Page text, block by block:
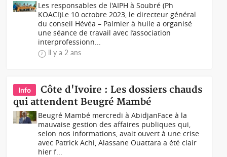
Les responsables de l'AIPH à Soubré (Ph
KOACI)Le 10 octobre 2023, le directeur général
du conseil Hévéa – Palmier à huile a organisé
une séance de travail avec l’association
interprofessionn...
il y a 2 ans
Info
Côte d'Ivoire : Les dossiers chauds
qui attendent Beugré Mambé
Beugré Mambé mercredi à AbidjanFace à la
mauvaise gestion des affaires publiques qui,
selon nos informations, avait ouvert à une crise
avec Patrick Achi, Alassane Ouattara a été clair
hier f...